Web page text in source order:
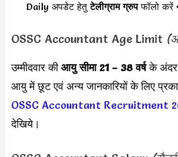
Daily अपडेट हेतुटेलीग्राम ग्रुपफॉलो
OSSC Accountant Age Limit
उम्मीदवार कीआयु सीमा 21 – 38 वर्षके अंदर
आयु में छूट एवं अन्य जानकारियों के लिए
OSSC Accountant Recruitment
देखिये।